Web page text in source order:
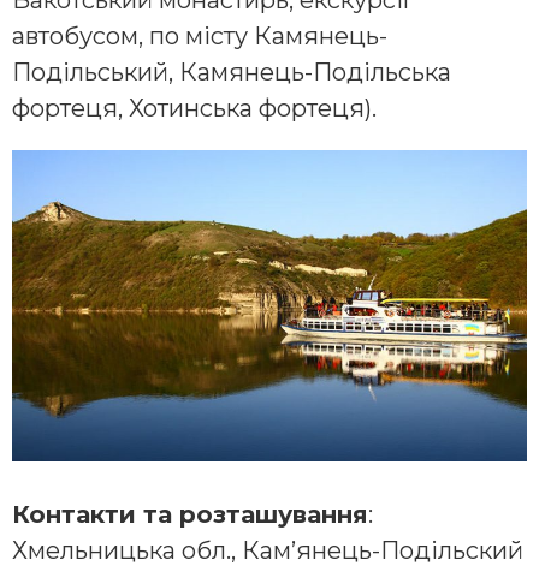
автобусом, по місту Камянець-
Подільський, Камянець-Подільська
фортеця, Хотинська фортеця).
Контакти та розташування:
Хмельницька обл., Кам’янець-Подільский